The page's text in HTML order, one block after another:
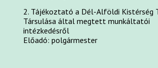
2. Tájékoztató a Dél-Alföldi Kistérség
Társulása által megtett munkáltatói
intézkedésről
Előadó: polgármester